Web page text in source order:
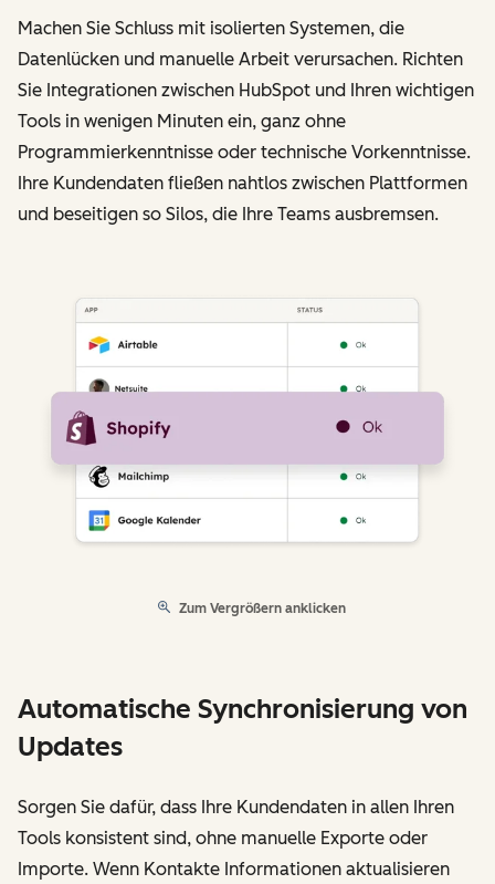
Machen Sie Schluss mit isolierten Systemen, die
Datenlücken und manuelle Arbeit verursachen. Richten
Sie Integrationen zwischen HubSpot und Ihren wichtigen
Tools in wenigen Minuten ein, ganz ohne
Programmierkenntnisse oder technische Vorkenntnisse.
Ihre Kundendaten fließen nahtlos zwischen Plattformen
und beseitigen so Silos, die Ihre Teams ausbremsen.
Zum Vergrößern anklicken
Automatische Synchronisierung von
Updates
Sorgen Sie dafür, dass Ihre Kundendaten in allen Ihren
Tools konsistent sind, ohne manuelle Exporte oder
Importe. Wenn Kontakte Informationen aktualisieren